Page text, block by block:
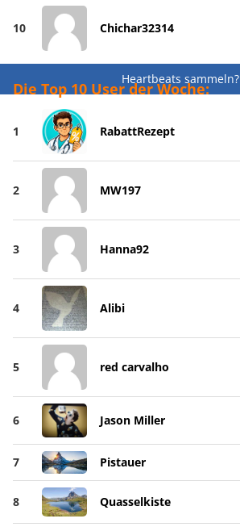
10 Chichar32314
Heartbeats sammeln?
Die Top 10 User der Woche:
1 RabattRezept
2 MW197
3 Hanna92
4 Alibi
5 red carvalho
6 Jason Miller
7 Pistauer
8 Quasselkiste